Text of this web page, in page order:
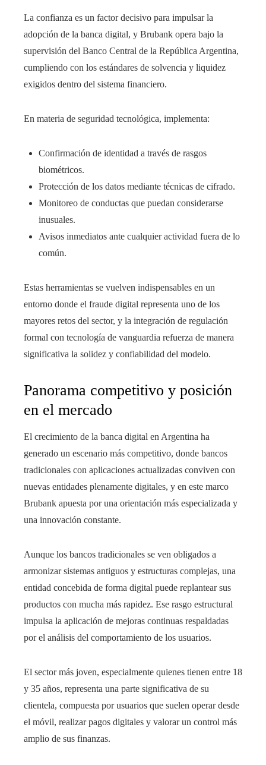
La confianza es un factor decisivo para impulsar la
adopción de la banca digital, y Brubank opera bajo la
supervisión del Banco Central de la República Argentina,
cumpliendo con los estándares de solvencia y liquidez
exigidos dentro del sistema financiero.
En materia de seguridad tecnológica, implementa:
Confirmación de identidad a través de rasgos
biométricos.
Protección de los datos mediante técnicas de cifrado.
Monitoreo de conductas que puedan considerarse
inusuales.
Avisos inmediatos ante cualquier actividad fuera de lo
común.
Estas herramientas se vuelven indispensables en un
entorno donde el fraude digital representa uno de los
mayores retos del sector, y la integración de regulación
formal con tecnología de vanguardia refuerza de manera
significativa la solidez y confiabilidad del modelo.
Panorama competitivo y posición
en el mercado
El crecimiento de la banca digital en Argentina ha
generado un escenario más competitivo, donde bancos
tradicionales con aplicaciones actualizadas conviven con
nuevas entidades plenamente digitales, y en este marco
Brubank apuesta por una orientación más especializada y
una innovación constante.
Aunque los bancos tradicionales se ven obligados a
armonizar sistemas antiguos y estructuras complejas, una
entidad concebida de forma digital puede replantear sus
productos con mucha más rapidez. Ese rasgo estructural
impulsa la aplicación de mejoras continuas respaldadas
por el análisis del comportamiento de los usuarios.
El sector más joven, especialmente quienes tienen entre 18
y 35 años, representa una parte significativa de su
clientela, compuesta por usuarios que suelen operar desde
el móvil, realizar pagos digitales y valorar un control más
amplio de sus finanzas.